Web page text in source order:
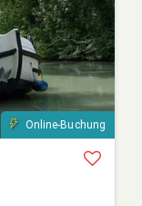
Online-Buchung